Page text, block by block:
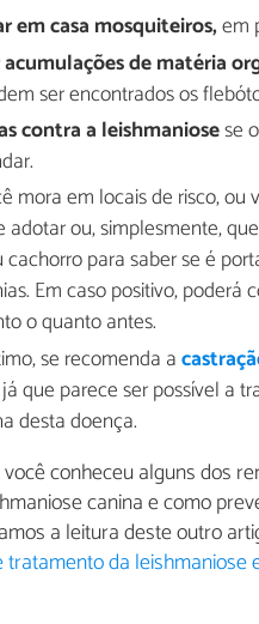
em casa mosquiteiros,em
de matéria
ser encontrados os
contra a leishmaniosese
mora em locais de risco, ou
adotar ou, simplesmente,
cachorro para saber se é
Em caso positivo, poderá
o quanto antes.
se recomenda a
que parece ser possível a
desta doença.
conheceu alguns dos
canina e como
a leitura deste outro
tratamento da leishmaniose